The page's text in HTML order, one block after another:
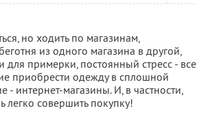
но ходить по магазинам,
из одного магазина в другой,
примерки, постоянный стресс - все
приобрести одежду в сплошной
интернет-магазины. И, в частности,
легко совершить покупку!